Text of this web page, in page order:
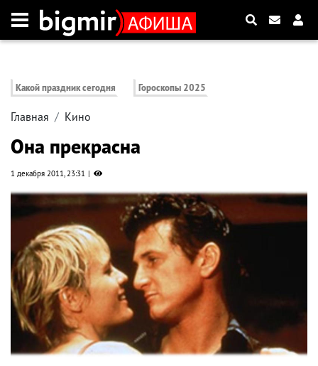
Какой праздник сегодня Гороскопы 2025
Главная Кино
Она прекрасна
1 декабря 2011, 23:31